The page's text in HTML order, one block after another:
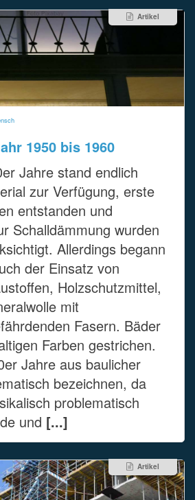
Artikel
1950 bis 1960
Jahre stand endlich
zur Verfügung, erste
entstanden und
Schalldämmung wurden
Allerdings begann
der Einsatz von
Holzschutzmittel,
mit
Fasern. Bäder
Farben gestrichen.
Jahre aus baulicher
bezeichnen, da
problematisch
und [...]
Artikel